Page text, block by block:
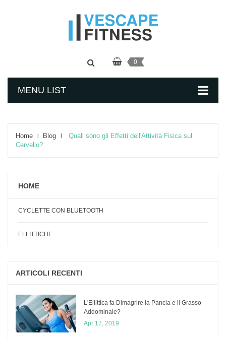
0
MENU LIST
Home Blog
Quali sono gli Effetti dell'Attività Fisica sul
Cervello?
HOME
CYCLETTE CON BLUETOOTH
ELLITTICHE
ARTICOLI RECENTI
L'Ellittica fa Dimagrire la Pancia e il Grasso
Addominale?
Apr 17, 2019